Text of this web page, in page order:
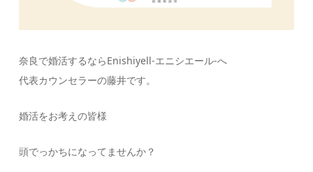
奈良で婚活するならEnishiyell-エニシエール-へ
代表カウンセラーの藤井です。
婚活をお考えの皆様
頭でっかちになってませんか？